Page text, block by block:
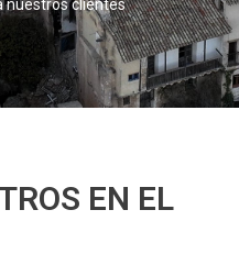
nuestros clientes
EN EL